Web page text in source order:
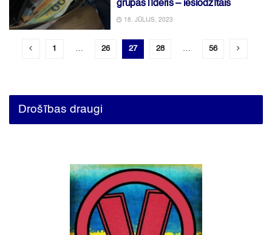
grupas līderis – ieslodzītais
18. JŪLIJS, 2023
1 … 26 27 28 … 56
Drošības draugi